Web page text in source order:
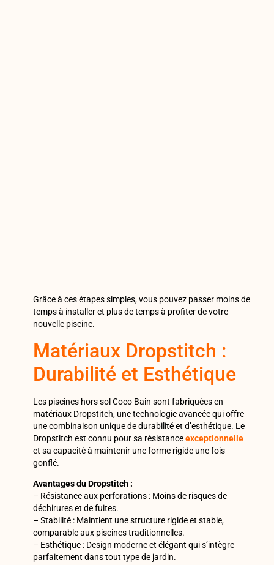
Grâce à ces étapes simples, vous pouvez passer moins de
temps à installer et plus de temps à profiter de votre
nouvelle piscine.
Matériaux Dropstitch :
Durabilité et Esthétique
Les piscines hors sol Coco Bain sont fabriquées en
matériaux Dropstitch, une technologie avancée qui offre
une combinaison unique de durabilité et d’esthétique. Le
Dropstitch est connu pour sa résistanceexceptionnelle
et sa capacité à maintenir une forme rigide une fois
gonflé.
Avantages du Dropstitch :
– Résistance aux perforations : Moins de risques de
déchirures et de fuites.
– Stabilité : Maintient une structure rigide et stable,
comparable aux piscines traditionnelles.
– Esthétique : Design moderne et élégant qui s’intègre
parfaitement dans tout type de jardin.